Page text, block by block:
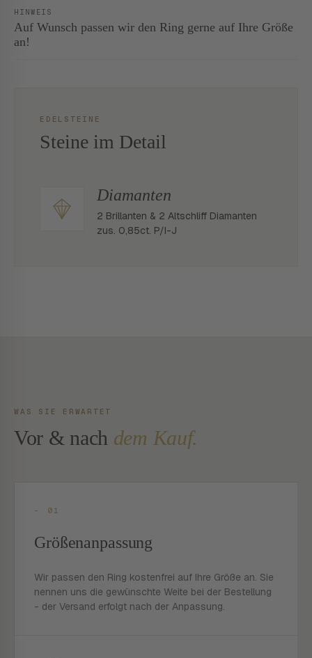
HINWEIS
Auf Wunsch passen wir den Ring gerne auf Ihre Größe
an!
EDELSTEINE
Steine im Detail
Diamanten
2 Brillanten & 2 Altschliff Diamanten
zus. 0,85ct. P/I-J
WAS SIE ERWARTET
Vor & nach dem Kauf.
- 01
Größenanpassung
Wir passen den Ring kostenfrei auf Ihre Größe an. Sie
nennen uns die gewünschte Weite bei der Bestellung
- der Versand erfolgt nach der Anpassung.